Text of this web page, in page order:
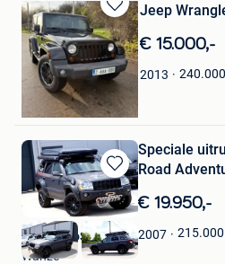
Bewaren
in
Mijn
Favorieten
Jeep
€ 15.000,-
2013 240.000
Bonny Hoppa
Leuven
Bewaren
in
Mijn
Favorieten
Speciale
Road
€ 19.950,-
2007 215.000
AutoRetroSport
Wanze